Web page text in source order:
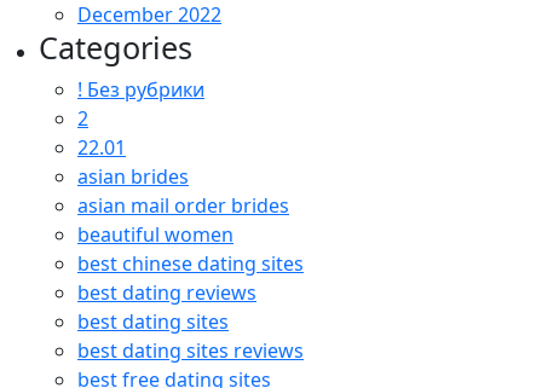
December 2022
Categories
! Без рубрики
2
22.01
asian brides
asian mail order brides
beautiful women
best chinese dating sites
best dating reviews
best dating sites
best dating sites reviews
best free dating sites